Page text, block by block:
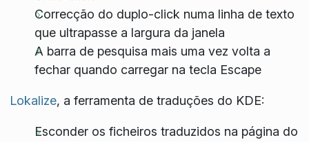
Correcção do duplo-click numa linha de texto
que ultrapasse a largura da janela
A barra de pesquisa mais uma vez volta a
fechar quando carregar na tecla Escape
Lokalize, a ferramenta de traduções do KDE:
Esconder os ficheiros traduzidos na página do